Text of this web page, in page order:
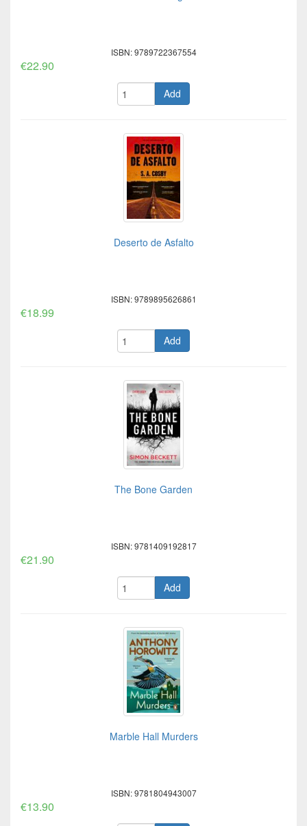
ISBN: 9789722367554
€22.90
Add
Deserto de Asfalto
ISBN: 9789895626861
€18.99
Add
The Bone Garden
ISBN: 9781409192817
€21.90
Add
Marble Hall Murders
ISBN: 9781804943007
€13.90